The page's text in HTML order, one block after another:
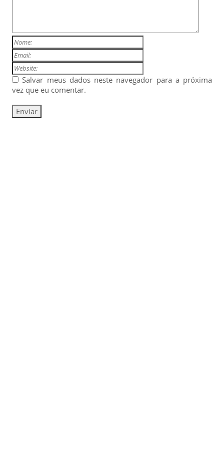
Salvar meus dados neste navegador para a próxima
vez que eu comentar.